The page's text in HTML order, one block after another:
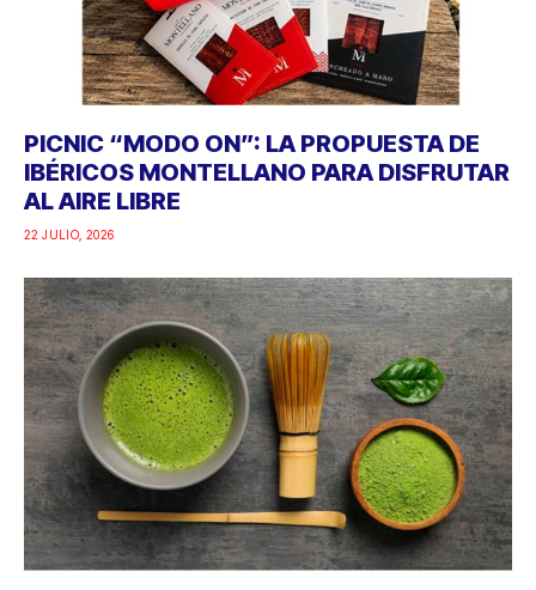
PICNIC “MODO ON”: LA PROPUESTA DE
IBÉRICOS MONTELLANO PARA DISFRUTAR
AL AIRE LIBRE
22 JULIO, 2026